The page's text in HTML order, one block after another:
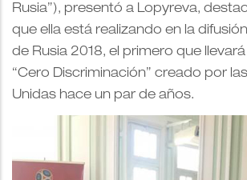
Rusia”), presentó a Lopyreva,
que ella está realizando en la
de Rusia 2018, el primero que
“Cero Discriminación” creado por
Unidas hace un par de años.